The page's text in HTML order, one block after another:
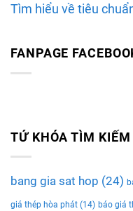
Tìm hiểu về tiêu
FANPAGE
TỨ KHÓA TÌM KIẾM
bang gia sat hop (24)
giá thép hòa phát (14) báo giá